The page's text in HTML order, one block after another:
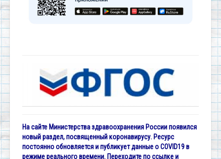
На сайте Министерства здравоохранения России появился
новый раздел, посвященный коронавирусу. Ресурс
постоянно обновляется и публикует данные о COVID19 в
режиме реального времени. Переходите по ссылке и